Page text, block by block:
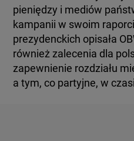
pieniędzy i mediów
kampanii w swoim
prezydenckich opisała
również zalecenia dla
zapewnienie rozdziału
a tym, co partyjne, w